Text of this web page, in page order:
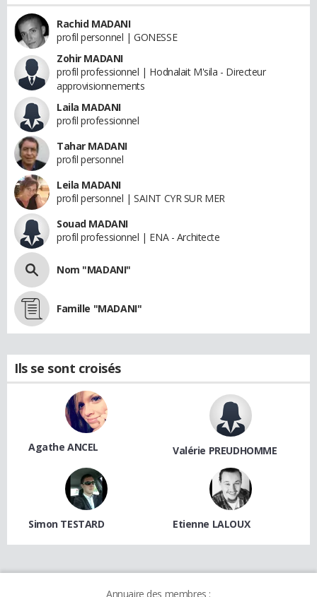
Rachid MADANI
profil personnel | GONESSE
Zohir MADANI
profil professionnel | Hodnalait M'sila - Directeur
approvisionnements
Laila MADANI
profil professionnel
Tahar MADANI
profil personnel
Leila MADANI
profil personnel | SAINT CYR SUR MER
Souad MADANI
profil professionnel | ENA - Architecte
Nom "MADANI"
Famille "MADANI"
Ils se sont croisés
Agathe ANCEL Valérie PREUDHOMME
Simon TESTARD Etienne LALOUX
Annuaire des membres :